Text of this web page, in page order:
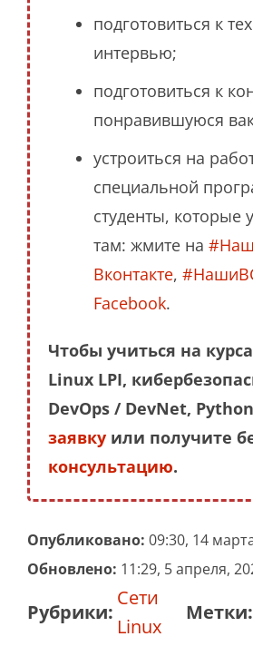
подготовиться к
интервью;
подготовиться к
понравившуюся
устроиться на
специальной
студенты, которые
там: жмите на
Вконтакте,
Facebook.
Чтобы учиться на
Linux LPI,
DevOps / DevNet,
заявку или получите
консультацию.
Опубликовано: 09:30, 14
Обновлено: 11:29, 5 апреля,
Рубрики:
Сети
Linux
Метки: